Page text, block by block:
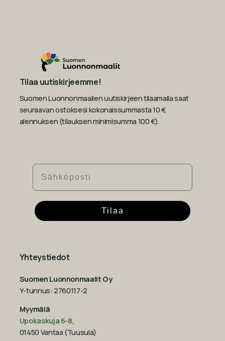
Tilaa uutiskirjeemme!
Suomen Luonnonmaalien uutiskirjeen tilaamalla saat
seuraavan ostoksesi kokonaissummasta 10 €
alennuksen (tilauksen minimisumma 100 €).
Sähköposti
Tilaa
Yhteystiedot
Suomen Luonnonmaalit Oy
Y-tunnus: 2760117-2
Myymälä
Upokaskuja 6-8,
01450 Vantaa (Tuusula)